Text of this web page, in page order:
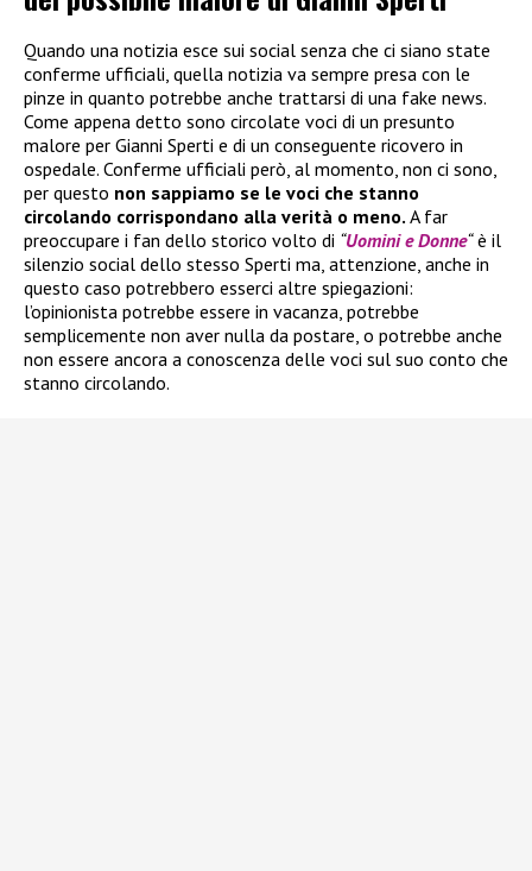
Quando una notizia esce sui social senza che ci siano state
conferme ufficiali, quella notizia va sempre presa con le
pinze in quanto potrebbe anche trattarsi di una fake news.
Come appena detto sono circolate voci di un presunto
malore per Gianni Sperti e di un conseguente ricovero in
ospedale. Conferme ufficiali però, al momento, non ci sono,
per questo non sappiamo se le voci che stanno
circolando corrispondano alla verità o meno. A far
preoccupare i fan dello storico volto di “Uomini e Donne“è il
silenzio social dello stesso Sperti ma, attenzione, anche in
questo caso potrebbero esserci altre spiegazioni:
l’opinionista potrebbe essere in vacanza, potrebbe
semplicemente non aver nulla da postare, o potrebbe anche
non essere ancora a conoscenza delle voci sul suo conto che
stanno circolando.